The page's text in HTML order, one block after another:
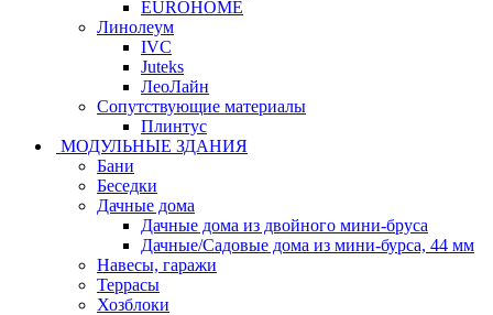
EUROHOME
Линолеум
IVC
Juteks
ЛеоЛайн
Сопутствующие материалы
Плинтус
МОДУЛЬНЫЕ ЗДАНИЯ
Бани
Беседки
Дачные дома
Дачные дома из двойного мини-бруса
Дачные/Садовые дома из мини-бурса, 44 мм
Навесы, гаражи
Террасы
Хозблоки